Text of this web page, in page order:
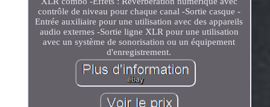
contrôle de niveau pour chaque canal -Sortie casque -
Entrée auxiliaire pour une utilisation avec des appareils
audio externes -Sortie ligne XLR pour une utilisation
avec un système de sonorisation ou un équipement
d'enregistrement.